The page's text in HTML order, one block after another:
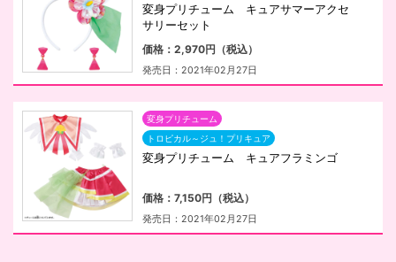
変身プリチューム キュアサマーアクセ
サリーセット
価格：2,970円（税込）
発売日：2021年02月27日
変身プリチューム
トロピカル～ジュ！プリキュア
変身プリチューム キュアフラミンゴ
価格：7,150円（税込）
発売日：2021年02月27日